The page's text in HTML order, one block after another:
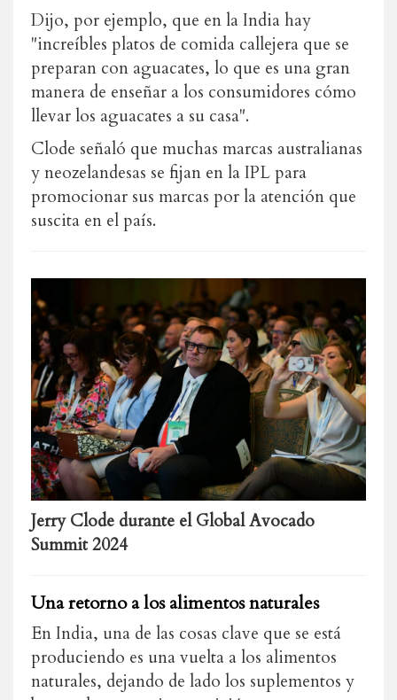
Dijo, por ejemplo, que en la India hay
"increíbles platos de comida callejera que se
preparan con aguacates, lo que es una gran
manera de enseñar a los consumidores cómo
llevar los aguacates a su casa".
Clode señaló que muchas marcas australianas
y neozelandesas se fijan en la IPL para
promocionar sus marcas por la atención que
suscita en el país.
Jerry Clode durante el Global Avocado
Summit 2024
Una retorno a los alimentos naturales
En India, una de las cosas clave que se está
produciendo es una vuelta a los alimentos
naturales, dejando de lado los suplementos y